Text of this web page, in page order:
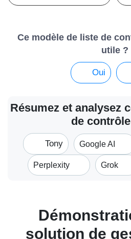
Ce modèle de liste de
utile ?
Oui
Résumez et analysez
de
Tony Google AI
Perplexity Grok
solution de